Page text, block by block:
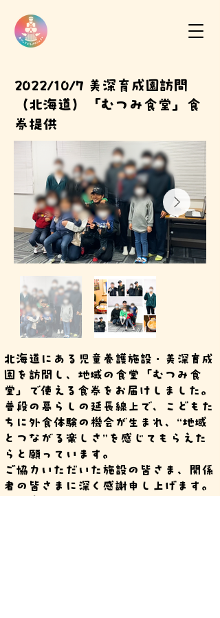
2022/10/7 美深育成園訪問
（北海道）「むつみ食堂」食
券提供
北海道にある児童養護施設・美深育成
園を訪問し、地域の食堂「むつみ食
堂」で使える食券をお届けしました。
普段の暮らしの延長線上で、こどもた
ちに外食体験の機会が生まれ、“地域
とつながる楽しさ”を感じてもらえた
らと願っています。
ご協力いただいた施設の皆さま、関係
者の皆さまに深く感謝申し上げます。